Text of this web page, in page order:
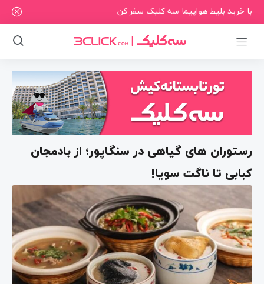
با خرید بلیط هواپیما سه کلیک سفر کن
رستوران های گیاهی در سنگاپور؛ از بادمجان
کبابی تا ناگت سویا!